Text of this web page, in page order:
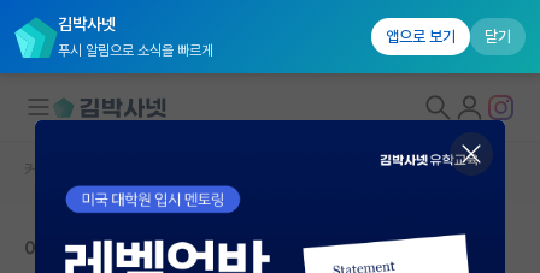
김박사넷
푸시 알림으로 소식을 빠르게
앱으로 보기 닫기
대학원생 모집
국내대학원 정보
커뮤니티 홈
이번에 포스텍 AI 학점컷 어떤가요?